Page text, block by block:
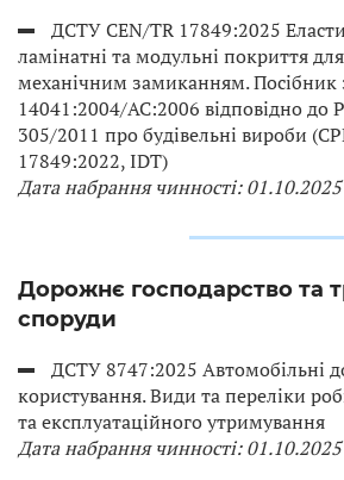
ДСТУ CEN/TR 17849:2025
ламінатні та модульні покриття
механічним замиканням. Посібник
14041:2004/AC:2006 відповідно до
305/2011 про будівельні вироби
17849:2022, IDT)
Дата набрання чинності: 01.10.2025
Дорожнє господарство та
споруди
ДСТУ 8747:2025 Автомобільні
користування. Види та переліки
та експлуатаційного утримування
Дата набрання чинності: 01.10.2025